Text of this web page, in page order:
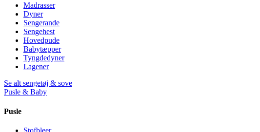
Madrasser
Dyner
Sengerande
Sengehest
Hovedpude
Babytæpper
Tyngdedyner
Lagener
Se alt sengetøj & sove
Pusle & Baby
Pusle
Stofbleer